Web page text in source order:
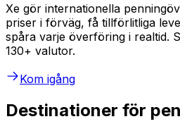
Xe gör internationella
priser i förväg, få tillförlitliga
spåra varje överföring i realtid.
130+ valutor.
Kom igång
Destinationer för